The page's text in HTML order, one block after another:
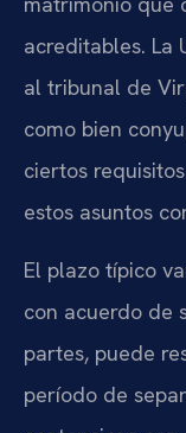
acreditables. La
al tribunal de
como bien
ciertos
estos asuntos
El plazo típico
con acuerdo de
partes, puede
período de